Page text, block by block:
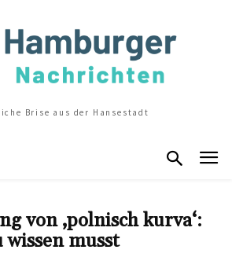
Brise aus der Hansestadt
von ‚polnisch kurva‘:
wissen musst